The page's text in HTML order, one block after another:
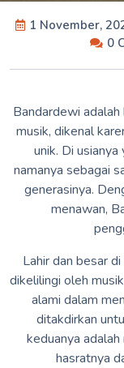
1 November,
0
Bandardewi
musik, dikenal
unik. Di
namanya sebagai
generasinya.
menawan,
Lahir dan besar
dikelilingi oleh
alami dalam
ditakdirkan
keduanya
hasratnya